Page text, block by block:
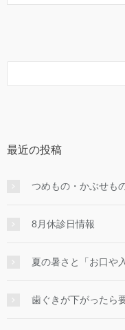
最近の投稿
つめもの・かぶせも
8月休診日情報
夏の暑さと「お口や
歯ぐきが下がったら